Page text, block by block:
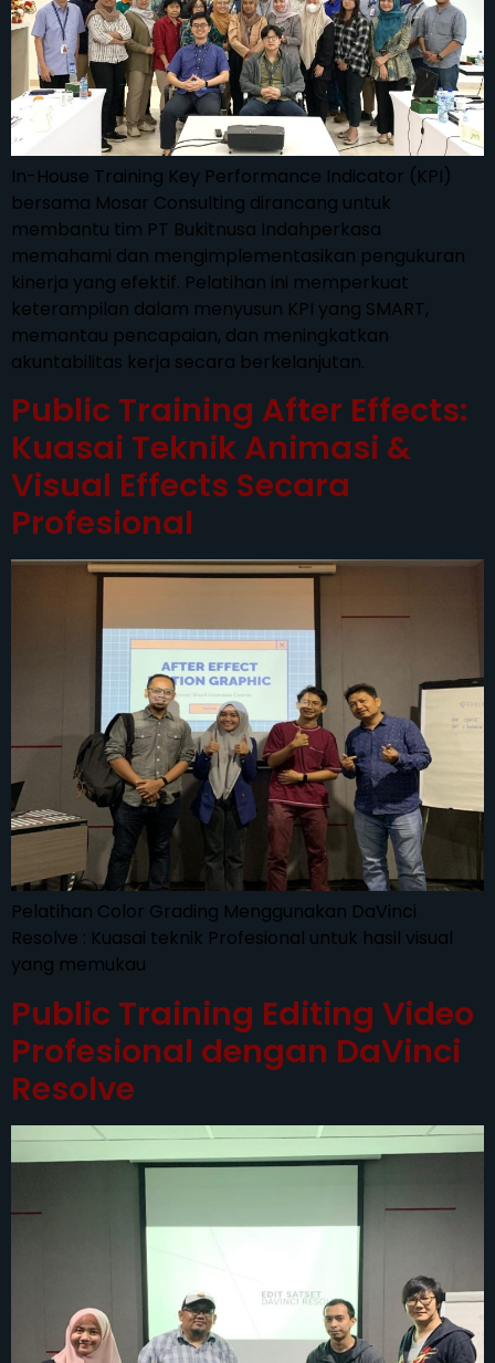
In-House Training Key Performance Indicator (KPI)
bersama Mosar Consulting dirancang untuk
membantu tim PT Bukitnusa Indahperkasa
memahami dan mengimplementasikan pengukuran
kinerja yang efektif. Pelatihan ini memperkuat
keterampilan dalam menyusun KPI yang SMART,
memantau pencapaian, dan meningkatkan
akuntabilitas kerja secara berkelanjutan.
Public Training After Effects:
Kuasai Teknik Animasi &
Visual Effects Secara
Profesional
Pelatihan Color Grading Menggunakan DaVinci
Resolve : Kuasai teknik Profesional untuk hasil visual
yang memukau
Public Training Editing Video
Profesional dengan DaVinci
Resolve